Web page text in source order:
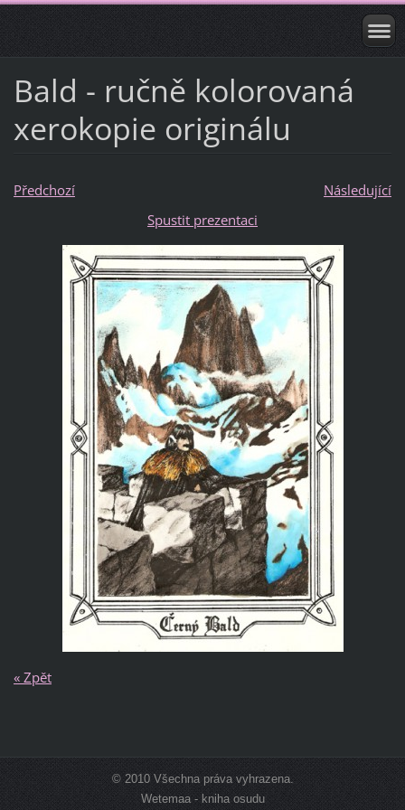
Bald - ručně kolorovaná
xerokopie originálu
Předchozí
Následující
Spustit prezentaci
« Zpět
© 2010 Všechna práva vyhrazena.
Wetemaa - kniha osudu